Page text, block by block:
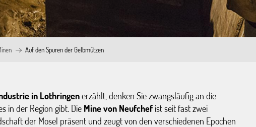
Auf den Spuren der Gelbmützen
in Lothringenerzählt, denken Sie zwangsläufig an die
in der Region gibt. Die Mine von Neufchef ist seit fast zwei
der Mosel präsent und zeugt von den verschiedenen Epochen